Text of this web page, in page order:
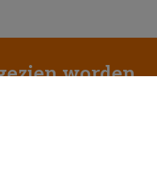
worden,